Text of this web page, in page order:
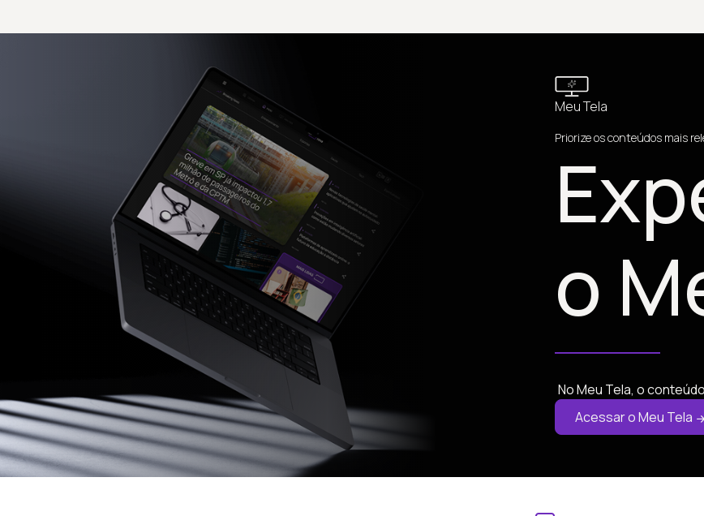
Meu Tela
Priorize os conteúdos mais
o
No Meu Tela, o
Acessar o Meu Tela